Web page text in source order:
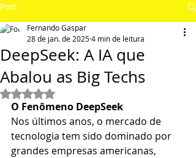
Post
DeepSeek: A IA que
Abalou as Big Techs
Fernando Gaspar
28 de jan. de 20254 min de leitura
Avaliado com NaN de 5 estrelas.
O Fenômeno DeepSeek
Nos últimos anos, o mercado de
tecnologia tem sido dominado por
grandes empresas americanas,